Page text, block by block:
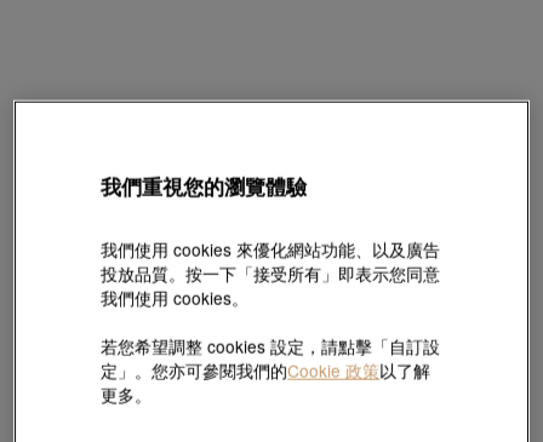
我們重視您的瀏覽體驗
我們使用 cookies 來優化網站功能、以及廣告
投放品質。按一下「接受所有」即表示您同意
我們使用 cookies。
若您希望調整 cookies 設定，請點擊「自訂設
定」。您亦可參閱我們的Cookie 政策以了解
更多。